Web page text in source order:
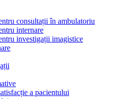
consultații în ambulatoriu
internare
investigații imagistice
a pacientului